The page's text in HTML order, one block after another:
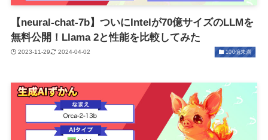
【neural-chat-7b】ついにIntelが70億サイズのLLMを
無料公開！Llama 2と性能を比較してみた
2023-11-29 2024-04-02 100億未満